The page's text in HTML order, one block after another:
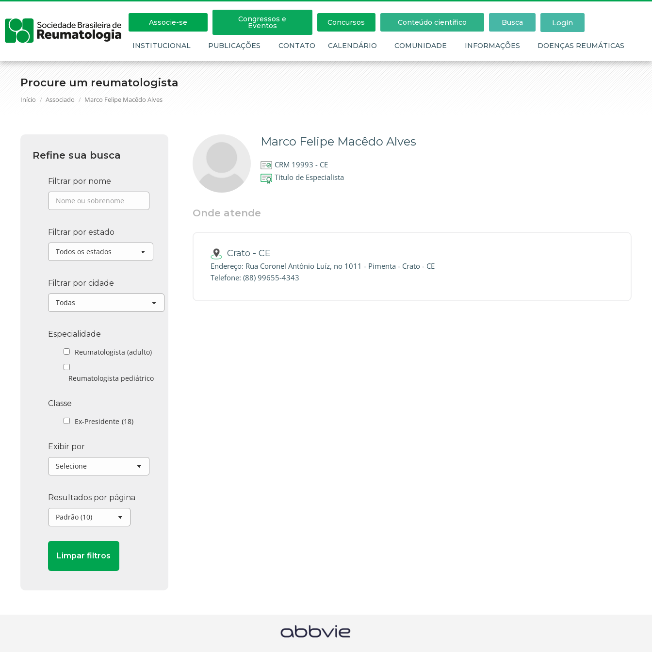
Procure um reumatologista
Você está aqui:
Início Associado Marco Felipe Macêdo Alves
Associe-se Congressos e
Eventos Concursos Conteúdo científico Busca Login
INSTITUCIONAL PUBLICAÇÕES CONTATO CALENDÁRIO COMUNIDADE INFORMAÇÕES DOENÇAS REUMÁTICAS
Marco Felipe Macêdo Alves
CRM 19993 - CE
Título de Especialista
Onde atende
Crato - CE
Endereço: Rua Coronel Antônio Luíz, no 1011 - Pimenta - Crato - CE
Telefone: (88) 99655-4343
Refine sua busca
Filtrar por nome
Filtrar por estado
Filtrar por cidade
Especialidade
Reumatologista (adulto)
Reumatologista pediátrico
Classe
Ex-Presidente (18)
Exibir por
Resultados por página